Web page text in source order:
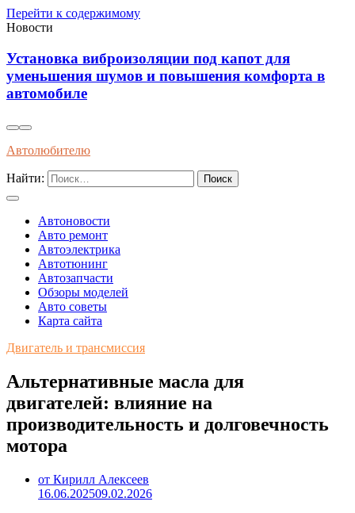
Перейти к содержимому
Новости
Установка виброизоляции под капот для
уменьшения шумов и повышения комфорта в
автомобиле
Автолюбителю
Найти:
Автоновости
Авто ремонт
Автоэлектрика
Автотюнинг
Автозапчасти
Обзоры моделей
Авто советы
Карта сайта
Двигатель и трансмиссия
Альтернативные масла для
двигателей: влияние на
производительность и долговечность
мотора
от Кирилл Алексеев
16.06.202509.02.2026